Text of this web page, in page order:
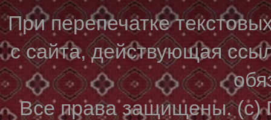
При перепечатке
с сайта, действующая
Все права защищены. (с)